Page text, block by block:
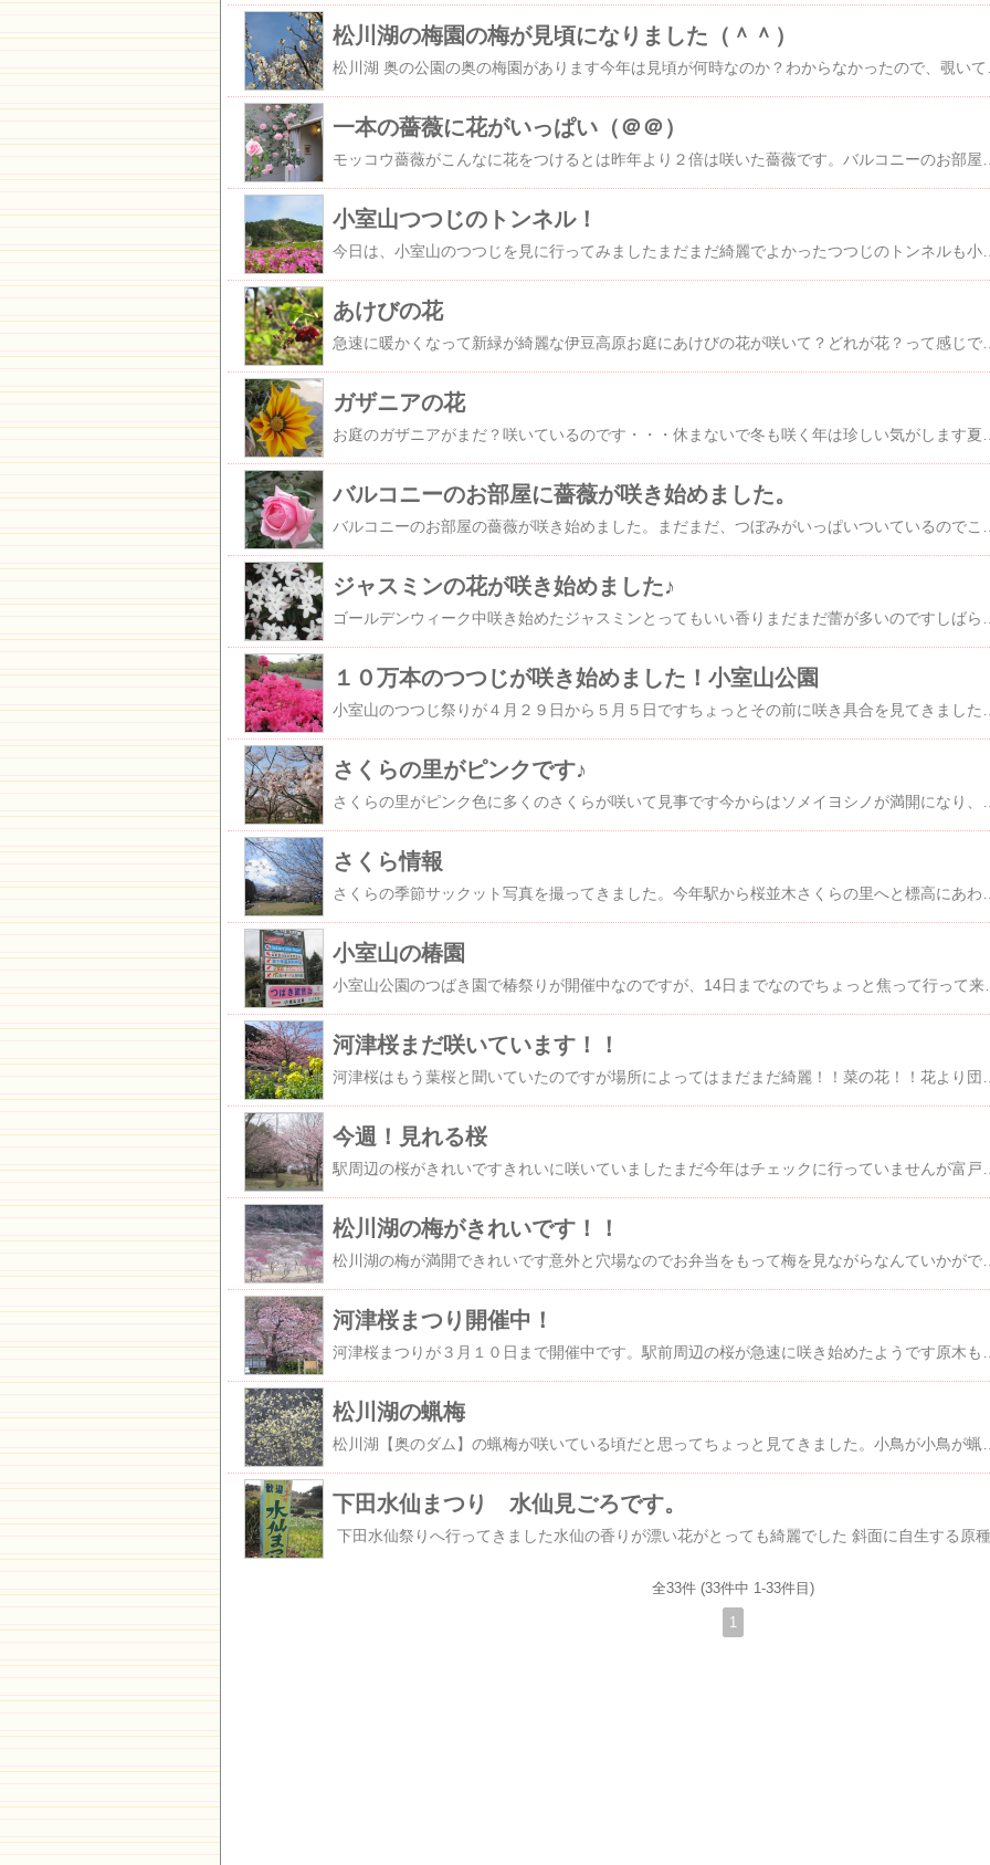
松川湖の梅園の梅が見頃になりました（＾＾）
一本の薔薇に花がいっぱい（＠＠）
小室山つつじのトンネル！
今日は、小室山のつつじを見に行ってみましたまだまだ綺麗でよかったつつじのトンネルも小室山はリフトで頂上へ右の方からは歩いて登ることが出来る道があります。途中に恐竜広場があります。なんで？恐竜？今度行ったら写真ＵＰします。 人出が多くびっくりまだまだ見頃ですものねつつじが終わったところは、こんなに綺麗なじゅうたん出現今日の目的のトンネルへトンネルといっても小道なんですけどとても癒される空間ですこれが見たかった！！綺麗です
あけびの花
急速に暖かくなって新緑が綺麗な伊豆高原お庭にあけびの花が咲いて？どれが花？って感じですが上が雄花で下の小さいほうが雌花らしいので、これで一つの花ってことですね。 伊豆高原 海の見えるオーベルジュ パルテール 伊豆高原 パルテールは、フランス修行のシェフが 心こめたお料理とぱるちゃんが笑顔でお出迎えの宿です(^^) パルテール 予約電話番号 ０５５７－５１－８５８１ ←楽天トラベルからのご予約ぱるちゃんのつぶやきtwitter伊豆高原 海の見えるオーベルジュ パルテール
ガザニアの花
バルコニーのお部屋に薔薇が咲き始めました。
ジャスミンの花が咲き始めました♪
１０万本のつつじが咲き始めました！小室山公園
さくらの里がピンクです♪
さくら情報
小室山の椿園
小室山公園のつばき園で椿祭りが開催中なのですが、14日までなのでちょっと焦って行って来ました。 国道135号線から小室山へ向かいます。東海バス小室山リフト行「小室山つばき園」下車川奈駅徒歩15分【行きは上り坂です】 椿のいろいろな種類がいっぱいで見入ってしまいます。期間中の毎朝、摘んで一輪挿しに挿して展示してあります。
河津桜まだ咲いています！！
今週！見れる桜
松川湖の梅がきれいです！！
松川湖の梅が満開できれいです意外と穴場なのでお弁当をもって梅を見ながらなんていかがでしょうか？ちょっと寒いので暖かい飲み物を持って行きたいですね
河津桜まつり開催中！
松川湖の蝋梅
下田水仙まつり 水仙見ごろです。
全33件 (33件中 1-33件目)
1